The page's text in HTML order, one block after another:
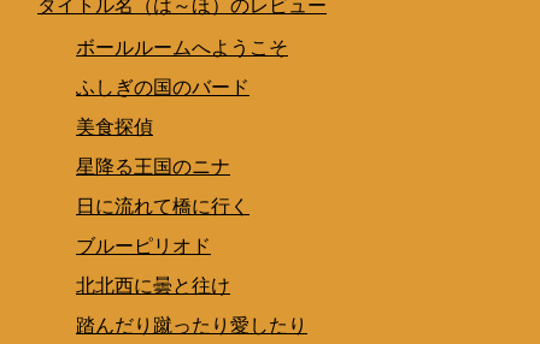
タイトル名（は～ほ）のレビュー
ボールルームへようこそ
ふしぎの国のバード
美食探偵
星降る王国のニナ
日に流れて橋に行く
ブルーピリオド
北北西に曇と往け
踏んだり蹴ったり愛したり